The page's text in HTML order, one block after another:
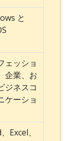
と
ェッショ
企業、お
ジネスコ
ケーショ
Excel、